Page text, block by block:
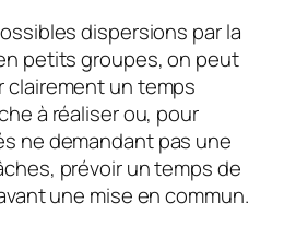
dispersions par la
petits groupes, on peut
clairement un temps
à réaliser ou, pour
ne demandant pas une
prévoir un temps de
une mise en commun.